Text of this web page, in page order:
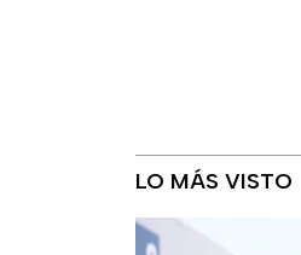
LO MÁS VISTO